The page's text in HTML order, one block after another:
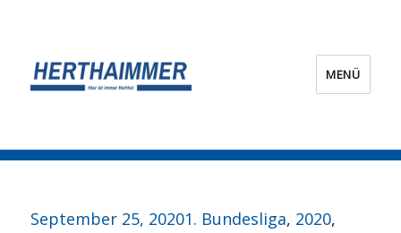
MENÜ
Veröffentlicht
September 25, 2020Kategorien
1. Bundesliga, 2020,